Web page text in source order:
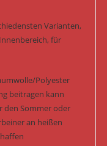
Varianten,
für
Polyester
beitragen kann
den Sommer oder
an heißen